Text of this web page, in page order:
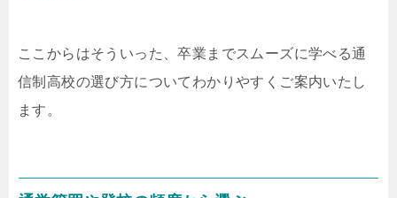
ここからはそういった、卒業までスムーズに学べる通
信制高校の選び方についてわかりやすくご案内いたし
ます。